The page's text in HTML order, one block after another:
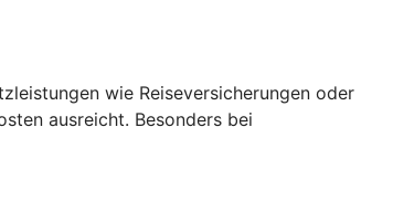
wie Reiseversicherungen oder
ausreicht. Besonders bei